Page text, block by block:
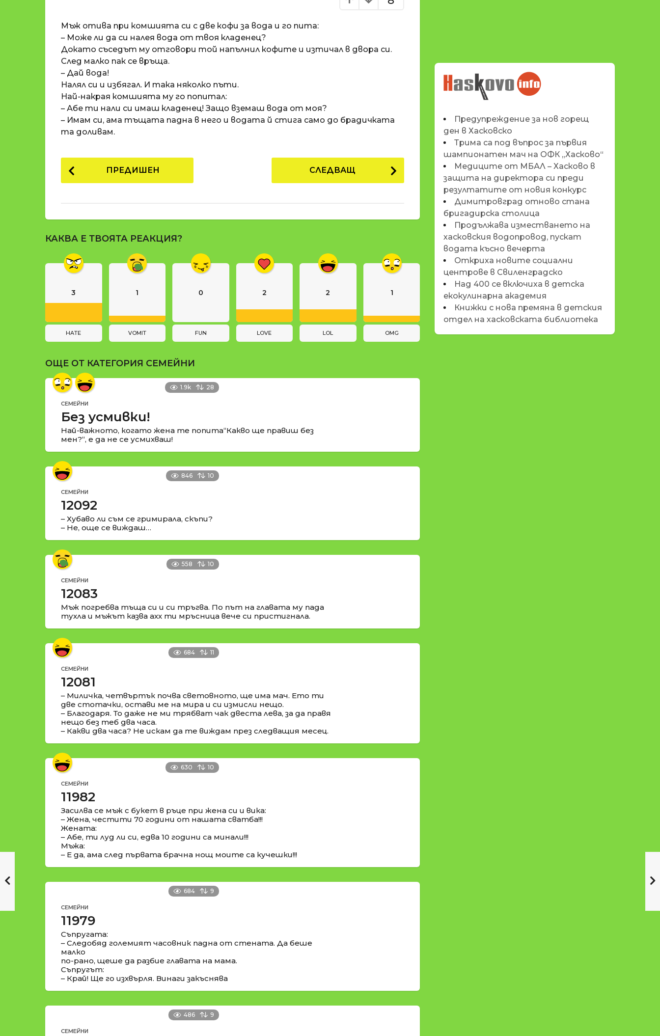
п
е
д
1
8
р
и
a
t
Мъж отива при комшията си с две кофи за вода и го пита:
– Може ли да си налея вода от твоя кладенец?
Докато съседът му отговори той напълнил кофите и изтичал в двора си.
След малко пак се връща.
– Дай вода!
Налял си и избягал. И така няколко пъти.
Най-накрая комшията му го попитал:
– Абе ти нали си имаш кладенец! Защо вземаш вода от моя?
– Имам си, ама тъщата падна в него и водата й стига само до брадичката
та доливам.
P
o
a
g
a
t
i
n
ПРЕДИШЕН СЛЕДВАЩ
КАКВА Е ТВОЯТА РЕАКЦИЯ?
3
HATE
1
VOMIT
0
FUN
2
LOVE
2
LOL
1
OMG
ОЩЕ ОТ КАТЕГОРИЯ СЕМЕЙНИ
1.9k 28
СЕМЕЙНИ
Без усмивки!
Най-важното, когато жена те попита“Какво ще правиш без
мен?“, е да не се усмихваш!
846 10
СЕМЕЙНИ
12092
– Хубаво ли съм се гримирала, скъпи?
– Не, още се виждаш…
558 10
СЕМЕЙНИ
12083
Мъж погребва тъща си и си тръгва. По път на главата му пада
тухла и мъжът казва ахх ти мръсница вече си пристигнала.
684 11
СЕМЕЙНИ
12081
– Миличка, четвъртък почва световното, ще има мач. Ето ти
две стотачки, остави ме на мира и си измисли нещо.
– Благодаря. То даже не ми трябват чак двеста лева, за да правя
нещо без теб два часа.
– Какви два часа? Не искам да те виждам през следващия месец.
630 10
СЕМЕЙНИ
11982
Засилва се мъж с букет в ръце при жена си и вика:
– Жена, честити 70 години от нашата сватба!!!
Жената:
– Абе, ти луд ли си, едва 10 години са минали!!!
Мъжа:
– Е да, ама след първата брачна нощ моите са кучешки!!!
684 9
СЕМЕЙНИ
11979
Съпругата:
– Следобяд големият часовник падна от стената. Да беше
малко
по-рано, щеше да разбие главата на мама.
Съпругът:
– Край! Ще го изхвърля. Винаги закъснява
486 9
СЕМЕЙНИ
НОВИНИТЕ НА
HASKOVO.INFO
Предупреждение за нов горещ
ден в Хасковско
Трима са под въпрос за първия
шампионатен мач на ОФК „Хасково“
Медиците от МБАЛ – Хасково в
защита на директора си преди
резултатите от новия конкурс
Димитровград отново стана
бригадирска столица
Продължава изместването на
хасковския водопровод, пускат
водата късно вечерта
Откриха новите социални
центрове в Свиленградско
Над 400 се включиха в детска
екокулинарна академия
Книжки с нова премяна в детския
отдел на хасковската библиотека